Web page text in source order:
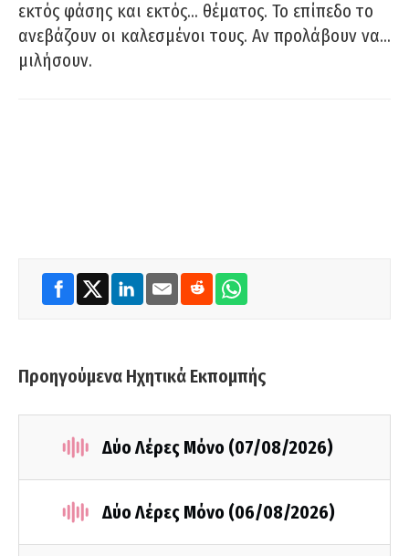
εκτός φάσης και εκτός… θέματος. Το επίπεδο το
ανεβάζουν οι καλεσμένοι τους. Αν προλάβουν να…
μιλήσουν.
Προηγούμενα Ηχητικά Εκπομπής
Δύο Λέρες Μόνο (07/08/2026)
Δύο Λέρες Μόνο (06/08/2026)